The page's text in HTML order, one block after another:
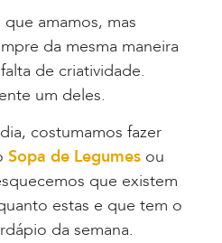
amamos, mas
da mesma maneira
de criatividade.
um deles.
costumamos fazer
Sopa de Legumes ou
que existem
estas e que tem o
da semana.